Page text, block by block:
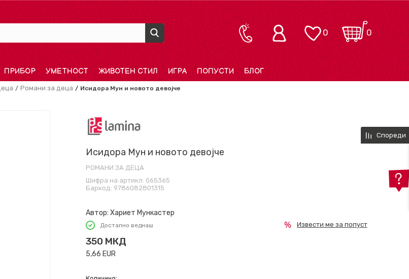
0
0
ПРИБОР УМЕТНОСТ ЖИВОТЕН СТИЛ ИГРА ПОПУСТИ БЛОГ
Романи за деца Исидора Мун и новото девојче
Исидора Мун и новото девојче
РОМАНИ ЗА ДЕЦА
Шифра на артикл: 065365
Баркод: 9786082801315
Автор: Хариет Мункастер
Достапно веднаш
350 МКД
5,66 EUR
Извести ме за попуст
Спореди